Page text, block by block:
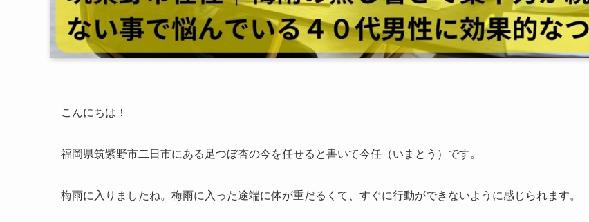
こんにちは！
福岡県筑紫野市二日市にある足つぼ杏の今を任せると書いて今任（いまとう）です。
梅雨に入りましたね。梅雨に入った途端に体が重だるくて、すぐに行動ができないように感じられます。